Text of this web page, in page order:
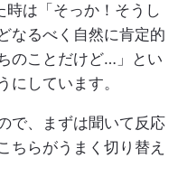
は「そっか！そうし
なるべく自然に肯定的
のことだけど…」とい
にしています。
で、まずは聞いて反応
ちらがうまく切り替え